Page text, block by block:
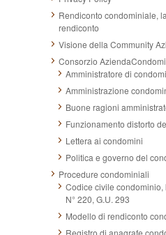
Rendiconto condominiale,
rendiconto
Visione della Community
Consorzio
Amministratore di
Amministrazione
Buone ragioni
Funzionamento distorto
Lettera ai condomini
Politica e governo del
Procedure condominiali
Codice civile
N° 220, G.U. 293
Modello di rendiconto